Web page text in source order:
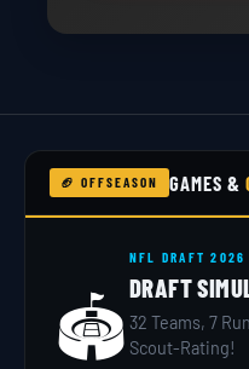
🏈 OFFSEASON GAMES &
🏟️
NFL DRAFT 2026
DRAFT
32 Teams, 7
Scout-Rating!